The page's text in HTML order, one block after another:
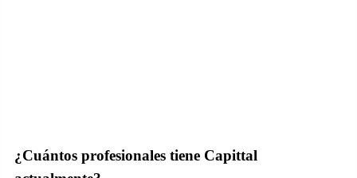
¿Cuántos profesionales tiene Capittal